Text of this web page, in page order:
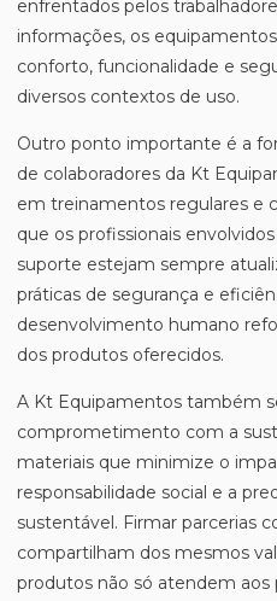
enfrentados pelos
informações, os
conforto, funcionalidade e
diversos contextos de uso.
Outro ponto importante é a
de colaboradores da Kt
em treinamentos regulares e
que os profissionais
suporte estejam sempre
práticas de segurança e
desenvolvimento humano
dos produtos oferecidos.
A Kt Equipamentos também
comprometimento com a
materiais que minimize o
responsabilidade social e a
sustentável. Firmar parcerias
compartilham dos mesmos
produtos não só atendem aos